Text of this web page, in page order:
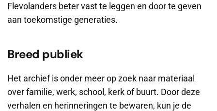
Flevolanders beter vast te leggen en door te geven
aan toekomstige generaties.
Breed publiek
Het archief is onder meer op zoek naar materiaal
over familie, werk, school, kerk of buurt. Door deze
verhalen en herinneringen te bewaren, kun je de